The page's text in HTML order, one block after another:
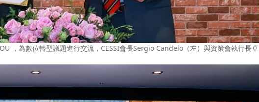
，為數位轉型議題進行交流，CESSI會長Sergio Candelo（左）與資策會執行長卓